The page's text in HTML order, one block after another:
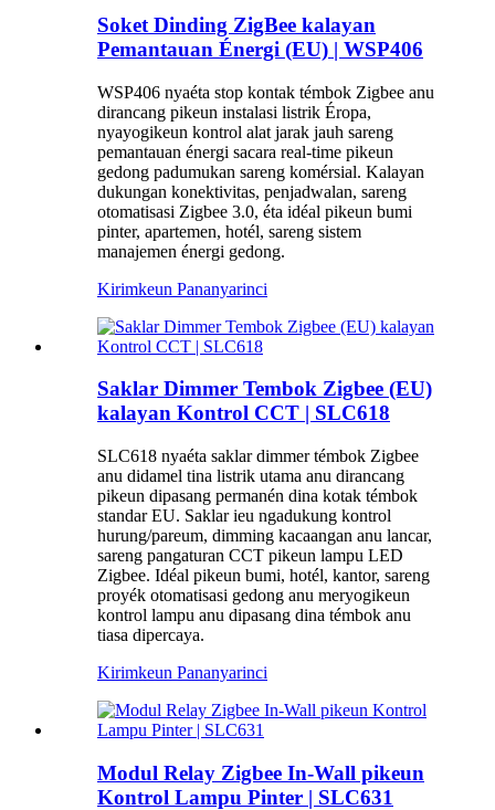
Soket Dinding ZigBee kalayan
Pemantauan Énergi (EU) | WSP406
WSP406 nyaéta stop kontak témbok Zigbee anu
dirancang pikeun instalasi listrik Éropa,
nyayogikeun kontrol alat jarak jauh sareng
pemantauan énergi sacara real-time pikeun
gedong padumukan sareng komérsial. Kalayan
dukungan konektivitas, penjadwalan, sareng
otomatisasi Zigbee 3.0, éta idéal pikeun bumi
pinter, apartemen, hotél, sareng sistem
manajemen énergi gedong.
Kirimkeun Pananyarinci
Saklar Dimmer Tembok Zigbee (EU)
kalayan Kontrol CCT | SLC618
SLC618 nyaéta saklar dimmer témbok Zigbee
anu didamel tina listrik utama anu dirancang
pikeun dipasang permanén dina kotak témbok
standar EU. Saklar ieu ngadukung kontrol
hurung/pareum, dimming kacaangan anu lancar,
sareng pangaturan CCT pikeun lampu LED
Zigbee. Idéal pikeun bumi, hotél, kantor, sareng
proyék otomatisasi gedong anu meryogikeun
kontrol lampu anu dipasang dina témbok anu
tiasa dipercaya.
Kirimkeun Pananyarinci
Modul Relay Zigbee In-Wall pikeun
Kontrol Lampu Pinter | SLC631